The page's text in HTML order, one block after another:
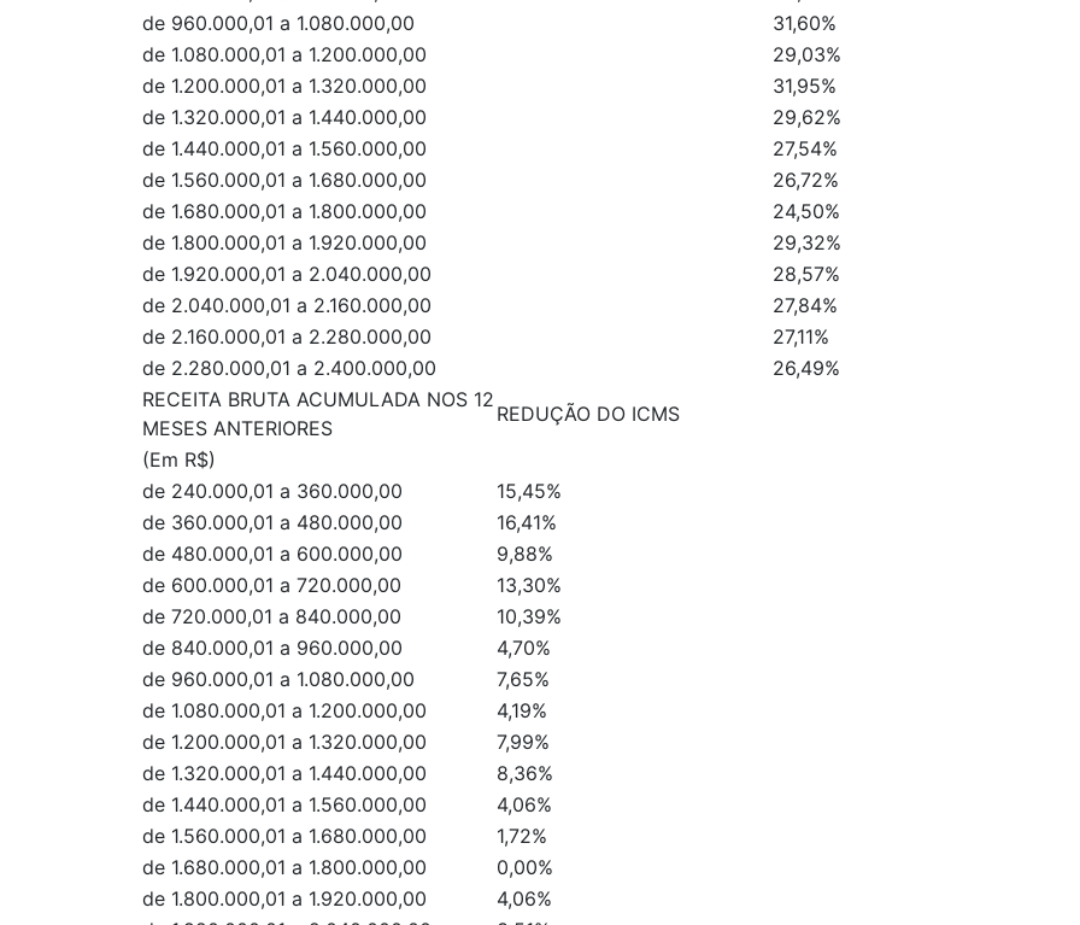
de 960.000,01 a 1.080.000,00
31,60%
de 1.080.000,01 a 1.200.000,00
29,03%
de 1.200.000,01 a 1.320.000,00
31,95%
de 1.320.000,01 a 1.440.000,00
29,62%
de 1.440.000,01 a 1.560.000,00
27,54%
de 1.560.000,01 a 1.680.000,00
26,72%
de 1.680.000,01 a 1.800.000,00
24,50%
de 1.800.000,01 a 1.920.000,00
29,32%
de 1.920.000,01 a 2.040.000,00
28,57%
de 2.040.000,01 a 2.160.000,00
27,84%
de 2.160.000,01 a 2.280.000,00
27,11%
de 2.280.000,01 a 2.400.000,00
26,49%
RECEITA BRUTA ACUMULADA NOS 12
MESES ANTERIORES
REDUÇÃO DO ICMS
(Em R$)
de 240.000,01 a 360.000,00
15,45%
de 360.000,01 a 480.000,00
16,41%
de 480.000,01 a 600.000,00
9,88%
de 600.000,01 a 720.000,00
13,30%
de 720.000,01 a 840.000,00
10,39%
de 840.000,01 a 960.000,00
4,70%
de 960.000,01 a 1.080.000,00
7,65%
de 1.080.000,01 a 1.200.000,00
4,19%
de 1.200.000,01 a 1.320.000,00
7,99%
de 1.320.000,01 a 1.440.000,00
8,36%
de 1.440.000,01 a 1.560.000,00
4,06%
de 1.560.000,01 a 1.680.000,00
1,72%
de 1.680.000,01 a 1.800.000,00
0,00%
de 1.800.000,01 a 1.920.000,00
4,06%